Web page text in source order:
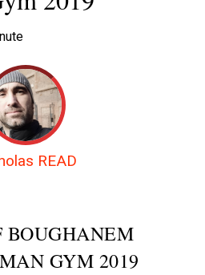
READ
BOUGHANEM
GYM 2019